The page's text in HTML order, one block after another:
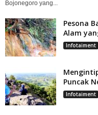
Bojonegoro yang...
Pesona
Alam
Infotaiment
Puncak
Infotaiment